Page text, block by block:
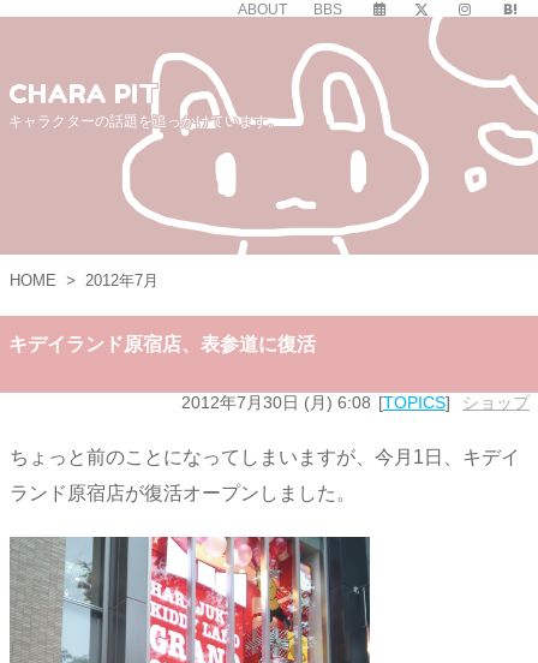
ABOUT BBS
CHARA PIT
キャラクターの話題を追っかけています。
HOME > 2012年7月
キデイランド原宿店、表参道に復活
2012年7月30日 (月) 6:08 TOPICS ショップ
ちょっと前のことになってしまいますが、今月1日、キデイ
ランド原宿店が復活オープンしました。